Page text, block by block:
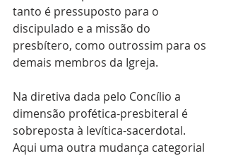
tanto é pressuposto para o
discipulado e a missão do
presbítero, como outrossim para os
demais membros da Igreja.
Na diretiva dada pelo Concílio a
dimensão profética-presbiteral é
sobreposta à levítica-sacerdotal.
Aqui uma outra mudança categorial